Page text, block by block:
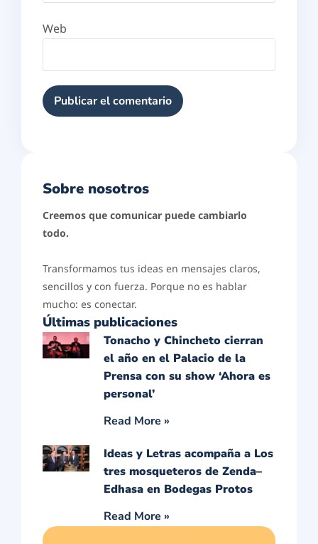
Web
Sobre nosotros
Creemos que comunicar puede cambiarlo
todo.
Transformamos tus ideas en mensajes claros,
sencillos y con fuerza. Porque no es hablar
mucho: es conectar.
Últimas publicaciones
Tonacho y Chincheto cierran
el año en el Palacio de la
Prensa con su show ‘Ahora es
personal’
Read More »
Ideas y Letras acompaña a Los
tres mosqueteros de Zenda–
Edhasa en Bodegas Protos
Read More »